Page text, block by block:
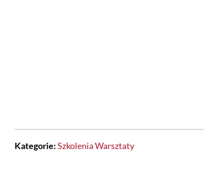
Kategorie:SzkoleniaWarsztaty